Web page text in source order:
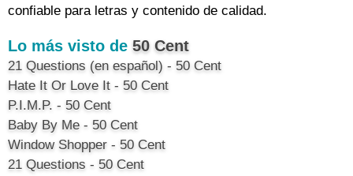
confiable para letras y contenido de calidad.
Lo más visto de 50 Cent
21 Questions (en español) - 50 Cent
Hate It Or Love It - 50 Cent
P.I.M.P. - 50 Cent
Baby By Me - 50 Cent
Window Shopper - 50 Cent
21 Questions - 50 Cent